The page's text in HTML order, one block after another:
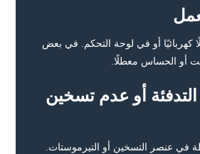
كهربائيًا أو في لوحة التحكم. في بعض
أو الحساس معطلًا.
أو عدم تسخين
في عنصر التسخين أو التيرموستات.